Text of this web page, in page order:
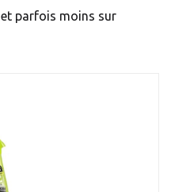
et parfois moins sur